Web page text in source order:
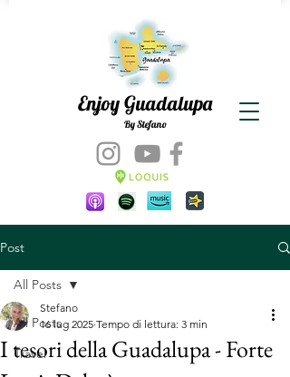
Enjoy Guadalupa
By Stefano
Post
All Posts
Travel
All Posts
I tesori della Guadalupa - Forte
Stefano
16 lug 2025 Tempo di lettura: 3 min